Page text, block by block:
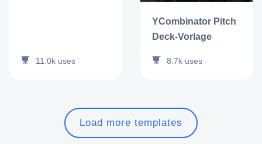
11.0k uses
YCombinator Pitch
Deck-Vorlage
8.7k uses
Load more templates